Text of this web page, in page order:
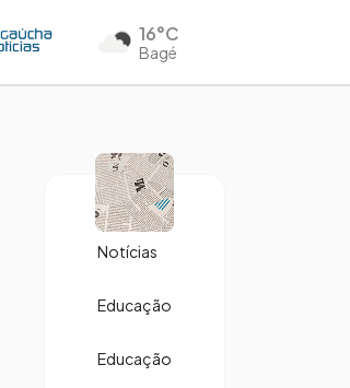
16°C
Bagé
Notícias
Educação
Educação